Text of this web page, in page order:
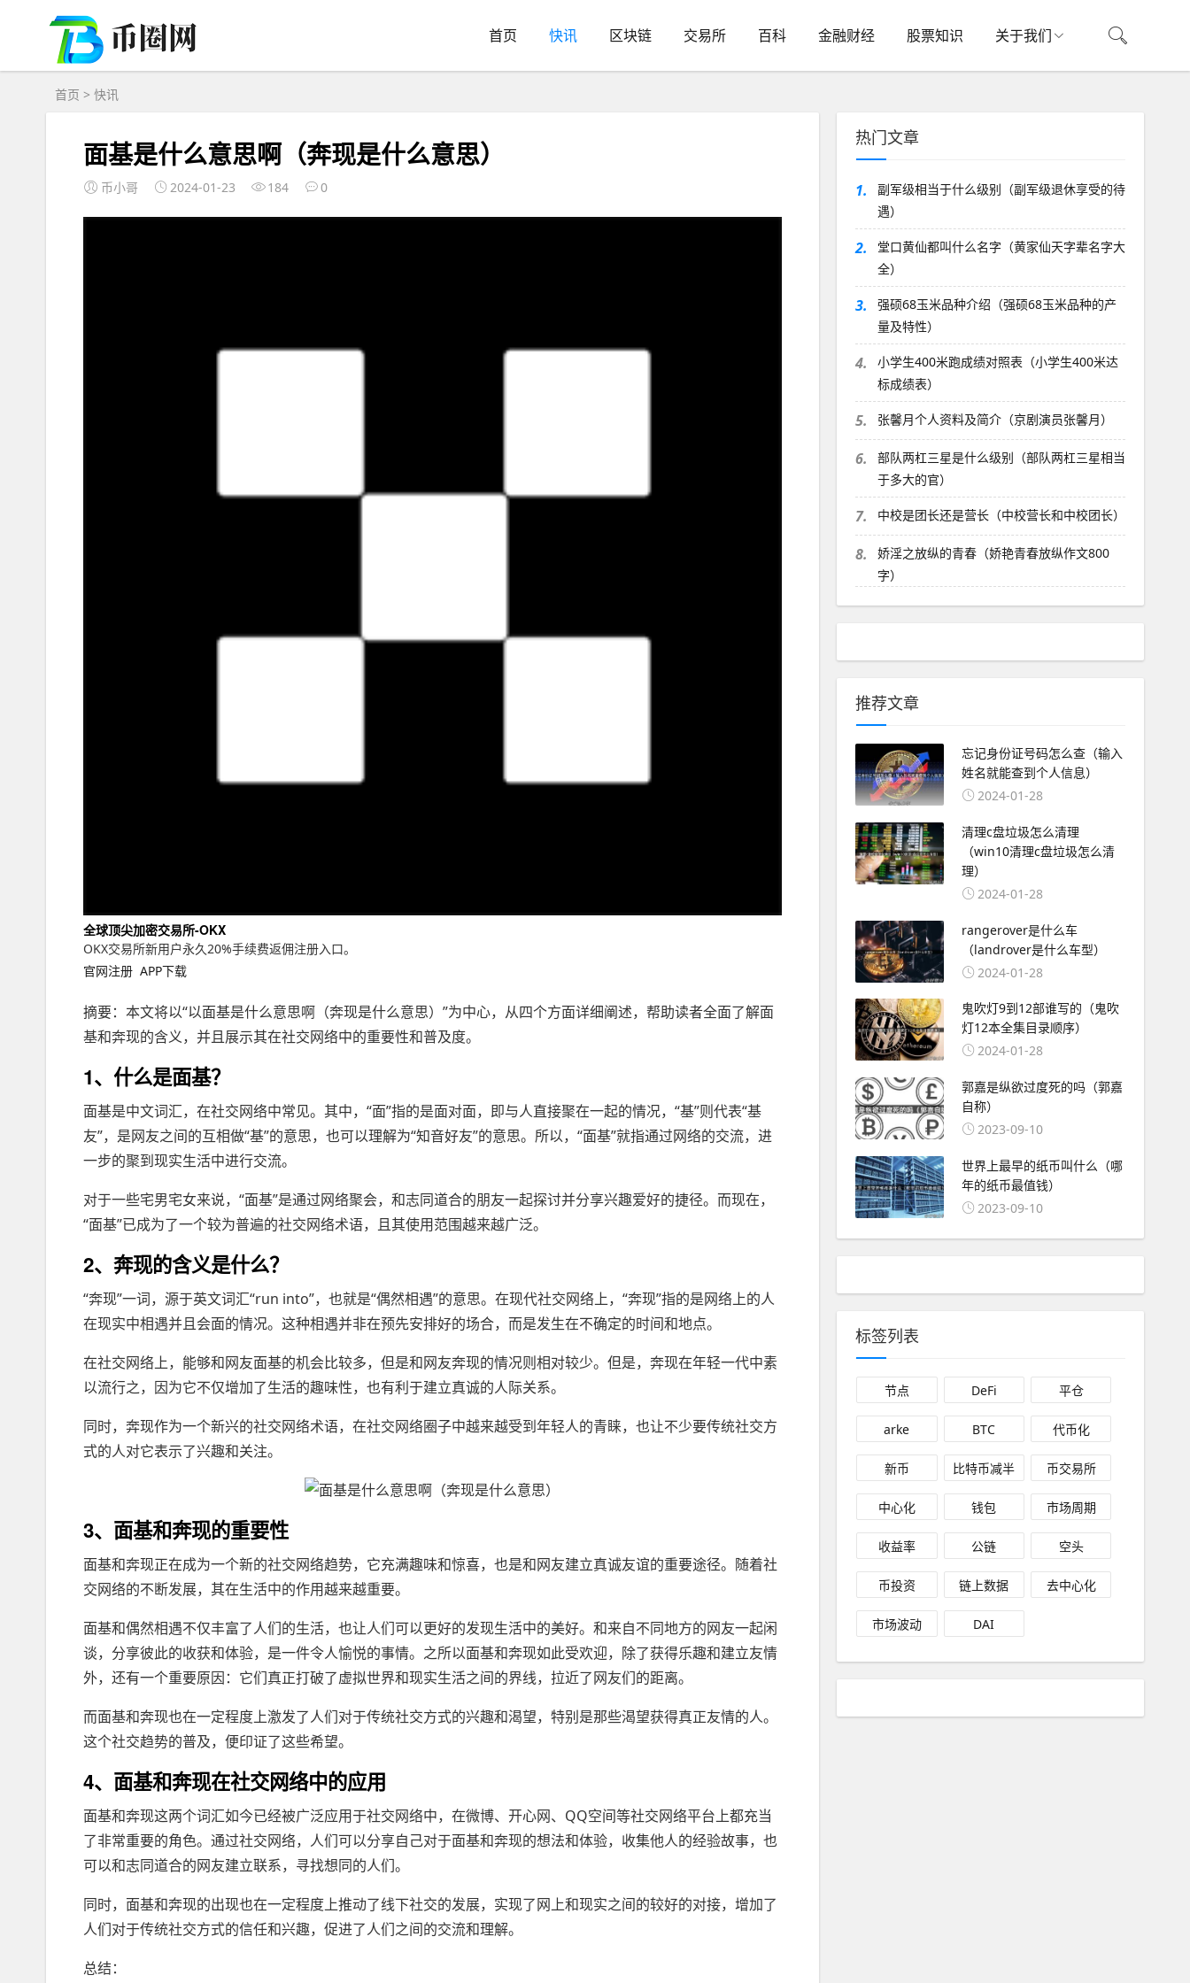
首页 快讯 区块链 交易所 百科 金融财经 股票知识 关于我们
首页 > 快讯
面基是什么意思啊（奔现是什么意思）
币小哥 2024-01-23 184 0
全球顶尖加密交易所-OKX
OKX交易所新用户永久20%手续费返佣注册入口。
官网注册 APP下载
摘要：本文将以“以面基是什么意思啊（奔现是什么意思）”为中心，从四个方面详细阐述，帮助读者全面了解面
基和奔现的含义，并且展示其在社交网络中的重要性和普及度。
1、什么是面基？
面基是中文词汇，在社交网络中常见。其中，“面”指的是面对面，即与人直接聚在一起的情况，“基”则代表“基
友”，是网友之间的互相做“基”的意思，也可以理解为“知音好友”的意思。所以，“面基”就指通过网络的交流，进
一步的聚到现实生活中进行交流。
对于一些宅男宅女来说，“面基”是通过网络聚会，和志同道合的朋友一起探讨并分享兴趣爱好的捷径。而现在，
“面基”已成为了一个较为普遍的社交网络术语，且其使用范围越来越广泛。
2、奔现的含义是什么？
“奔现”一词，源于英文词汇“run into”，也就是“偶然相遇”的意思。在现代社交网络上，“奔现”指的是网络上的人
在现实中相遇并且会面的情况。这种相遇并非在预先安排好的场合，而是发生在不确定的时间和地点。
在社交网络上，能够和网友面基的机会比较多，但是和网友奔现的情况则相对较少。但是，奔现在年轻一代中素
以流行之，因为它不仅增加了生活的趣味性，也有利于建立真诚的人际关系。
同时，奔现作为一个新兴的社交网络术语，在社交网络圈子中越来越受到年轻人的青睐，也让不少要传统社交方
式的人对它表示了兴趣和关注。
3、面基和奔现的重要性
面基和奔现正在成为一个新的社交网络趋势，它充满趣味和惊喜，也是和网友建立真诚友谊的重要途径。随着社
交网络的不断发展，其在生活中的作用越来越重要。
面基和偶然相遇不仅丰富了人们的生活，也让人们可以更好的发现生活中的美好。和来自不同地方的网友一起闲
谈，分享彼此的收获和体验，是一件令人愉悦的事情。之所以面基和奔现如此受欢迎，除了获得乐趣和建立友情
外，还有一个重要原因：它们真正打破了虚拟世界和现实生活之间的界线，拉近了网友们的距离。
而面基和奔现也在一定程度上激发了人们对于传统社交方式的兴趣和渴望，特别是那些渴望获得真正友情的人。
这个社交趋势的普及，便印证了这些希望。
4、面基和奔现在社交网络中的应用
面基和奔现这两个词汇如今已经被广泛应用于社交网络中，在微博、开心网、QQ空间等社交网络平台上都充当
了非常重要的角色。通过社交网络，人们可以分享自己对于面基和奔现的想法和体验，收集他人的经验故事，也
可以和志同道合的网友建立联系，寻找想同的人们。
同时，面基和奔现的出现也在一定程度上推动了线下社交的发展，实现了网上和现实之间的较好的对接，增加了
人们对于传统社交方式的信任和兴趣，促进了人们之间的交流和理解。
总结：
热门文章
1.
副军级相当于什么级别（副军级退休享受的待
遇）
2.
堂口黄仙都叫什么名字（黄家仙天字辈名字大
全）
3.
强硕68玉米品种介绍（强硕68玉米品种的产
量及特性）
4.
小学生400米跑成绩对照表（小学生400米达
标成绩表）
5. 张馨月个人资料及简介（京剧演员张馨月）
6.
部队两杠三星是什么级别（部队两杠三星相当
于多大的官）
7. 中校是团长还是营长（中校营长和中校团长）
8.
娇淫之放纵的青春（娇艳青春放纵作文800
字）
推荐文章
忘记身份证号码怎么查（输入
姓名就能查到个人信息）
2024-01-28
清理c盘垃圾怎么清理
（win10清理c盘垃圾怎么清
理）
2024-01-28
rangerover是什么车
（landrover是什么车型）
2024-01-28
鬼吹灯9到12部谁写的（鬼吹
灯12本全集目录顺序）
2024-01-28
郭嘉是纵欲过度死的吗（郭嘉
自称）
2023-09-10
世界上最早的纸币叫什么（哪
年的纸币最值钱）
2023-09-10
标签列表
节点 DeFi 平仓
arke BTC 代币化
新币 比特币减半 币交易所
中心化 钱包 市场周期
收益率 公链 空头
币投资 链上数据 去中心化
市场波动 DAI